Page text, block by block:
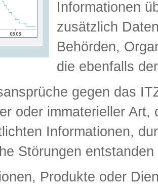
Informationen
zusätzlich
Behörden,
die ebenfalls
gegen das
oder immaterieller
Informationen,
Störungen
Produkte oder